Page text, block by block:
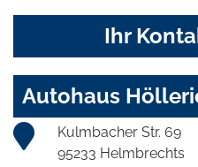
Ihr
Autohaus
Kulmbacher Str. 69
95233 Helmbrechts